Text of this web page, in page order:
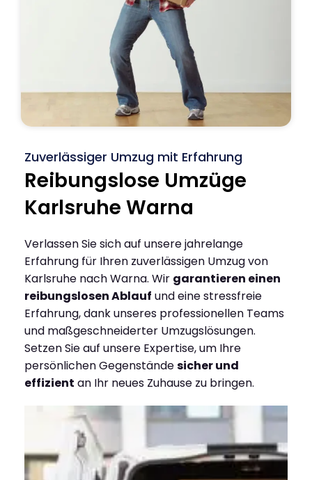
Zuverlässiger Umzug mit Erfahrung
Reibungslose Umzüge
Karlsruhe Warna
Verlassen Sie sich auf unsere jahrelange
Erfahrung für Ihren zuverlässigen Umzug von
Karlsruhe nach Warna. Wir garantieren einen
reibungslosen Ablauf und eine stressfreie
Erfahrung, dank unseres professionellen Teams
und maßgeschneiderter Umzugslösungen.
Setzen Sie auf unsere Expertise, um Ihre
persönlichen Gegenständesicher und
effizient an Ihr neues Zuhause zu bringen.